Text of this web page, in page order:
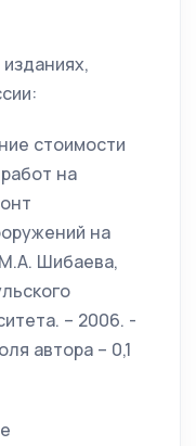
стоимости
на
на
Шибаева,
– 2006. -
автора – 0,1